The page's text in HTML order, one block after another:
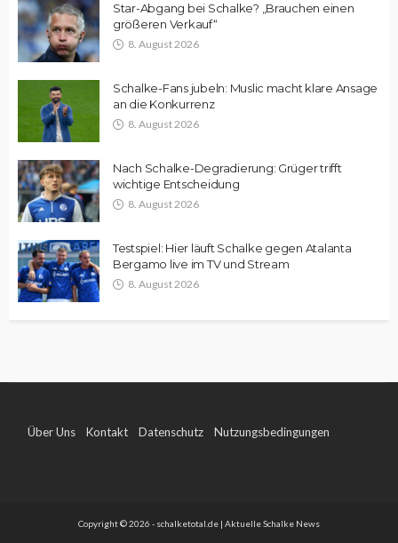
Star-Abgang bei Schalke? „Brauchen einen
größeren Verkauf“
8. August 2026
Schalke-Fans jubeln: Muslic macht klare Ansage
an die Konkurrenz
8. August 2026
Nach Schalke-Degradierung: Grüger trifft
wichtige Entscheidung
8. August 2026
Testspiel: Hier läuft Schalke gegen Atalanta
Bergamo live im TV und Stream
8. August 2026
Über Uns Kontakt Datenschutz Nutzungsbedingungen
Copyright © 2026 - schalketotal.de | Aktuelle Schalke News